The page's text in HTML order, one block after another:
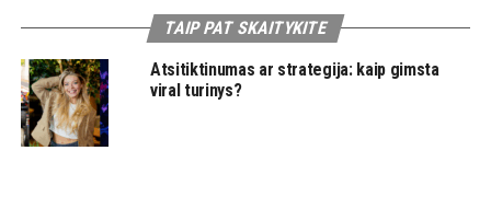
TAIP PAT SKAITYKITE
Atsitiktinumas ar strategija: kaip gimsta
viral turinys?